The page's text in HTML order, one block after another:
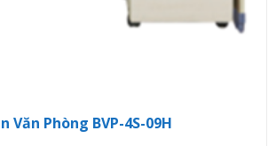
Văn Phòng BVP-4S-09H